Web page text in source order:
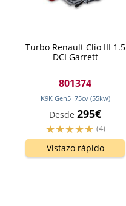
Turbo Renault Clio III 1.5
DCI Garrett
801374
K9K Gen5 75cv (55kw)
Desde 295€
(4)
Vistazo rápido